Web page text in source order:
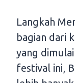
Langkah
bagian dari
yang
festival ini,